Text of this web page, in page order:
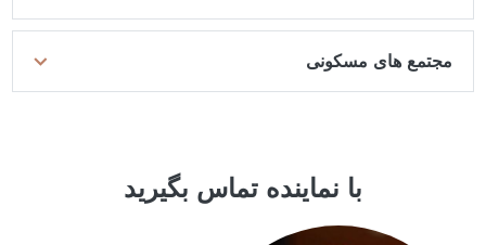
مجتمع های مسکونی
با نماینده تماس بگیرید